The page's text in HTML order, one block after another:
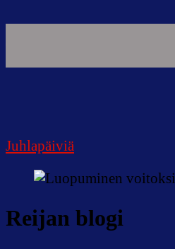
Juhlapäiviä
Reijan blogi